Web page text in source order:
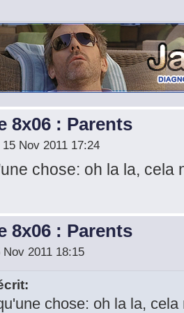
8x06 : Parents
Nov 2011 17:24
chose: oh la la, cela
8x06 : Parents
2011 18:15
chose: oh la la,